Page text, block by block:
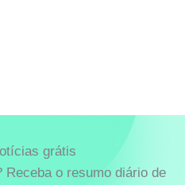
grátis
Receba o resumo diário de